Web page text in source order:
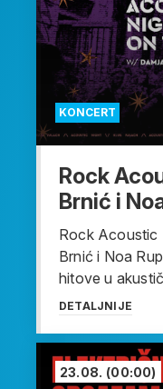
KONCERT
Rock
Brnić i
Rock Acoustic
Brnić i Noa
hitove u
DETALJNIJE
23.08. (00:00)